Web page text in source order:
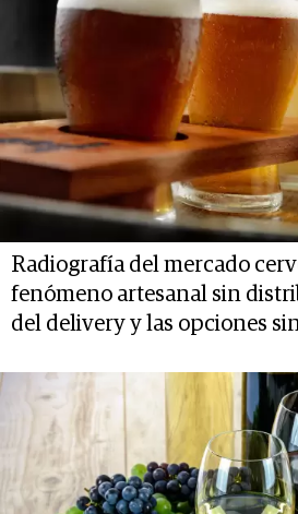
Radiografía del mercado
fenómeno artesanal sin
del delivery y las opciones